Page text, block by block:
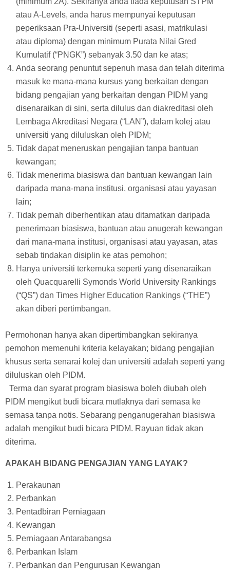
atau A-Levels, anda harus mempunyai keputusan
peperiksaan Pra-Universiti (seperti asasi, matrikulasi
atau diploma) dengan minimum Purata Nilai Gred
Kumulatif (“PNGK”) sebanyak 3.50 dan ke atas;
Anda seorang penuntut sepenuh masa dan telah diterima
masuk ke mana-mana kursus yang berkaitan dengan
bidang pengajian yang berkaitan dengan PIDM yang
disenaraikan di sini, serta dilulus dan diakreditasi oleh
Lembaga Akreditasi Negara (“LAN”), dalam kolej atau
universiti yang diluluskan oleh PIDM;
Tidak dapat meneruskan pengajian tanpa bantuan
kewangan;
Tidak menerima biasiswa dan bantuan kewangan lain
daripada mana-mana institusi, organisasi atau yayasan
lain;
Tidak pernah diberhentikan atau ditamatkan daripada
penerimaan biasiswa, bantuan atau anugerah kewangan
dari mana-mana institusi, organisasi atau yayasan, atas
sebab tindakan disiplin ke atas pemohon;
Hanya universiti terkemuka seperti yang disenaraikan
oleh Quacquarelli Symonds World University Rankings
(“QS”) dan Times Higher Education Rankings (“THE”)
akan diberi pertimbangan.
Permohonan hanya akan dipertimbangkan sekiranya
pemohon memenuhi kriteria kelayakan; bidang pengajian
khusus serta senarai kolej dan universiti adalah seperti yang
diluluskan oleh PIDM.
Terma dan syarat program biasiswa boleh diubah oleh
PIDM mengikut budi bicara mutlaknya dari semasa ke
semasa tanpa notis. Sebarang penganugerahan biasiswa
adalah mengikut budi bicara PIDM. Rayuan tidak akan
diterima.
APAKAH BIDANG PENGAJIAN YANG LAYAK?
Perakaunan
Perbankan
Pentadbiran Perniagaan
Kewangan
Perniagaan Antarabangsa
Perbankan Islam
Perbankan dan Pengurusan Kewangan